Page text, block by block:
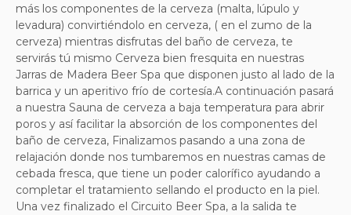
más los componentes de la cerveza (malta, lúpulo y
levadura) convirtiéndolo en cerveza, ( en el zumo de la
cerveza) mientras disfrutas del baño de cerveza, te
servirás tú mismo Cerveza bien fresquita en nuestras
Jarras de Madera Beer Spa que disponen justo al lado de la
barrica y un aperitivo frío de cortesía.A continuación pasará
a nuestra Sauna de cerveza a baja temperatura para abrir
poros y así facilitar la absorción de los componentes del
baño de cerveza, Finalizamos pasando a una zona de
relajación donde nos tumbaremos en nuestras camas de
cebada fresca, que tiene un poder calorífico ayudando a
completar el tratamiento sellando el producto en la piel.
Una vez finalizado el Circuito Beer Spa, a la salida te